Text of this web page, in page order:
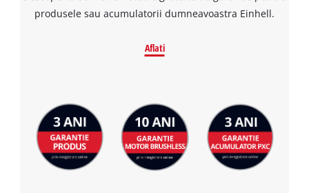
to the list of technologies used.
Management Platform
produsele sau acumulatorii dumneavoastra Einhell.
Aflati